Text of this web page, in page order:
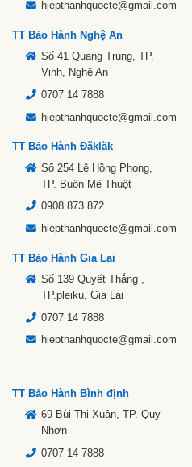
hiepthanhquocte@gmail.com
TT Bảo Hành Nghệ An
Số 41 Quang Trung, TP.
Vinh, Nghệ An
0707 14 7888
hiepthanhquocte@gmail.com
TT Bảo Hành Đăklăk
Số 254 Lê Hồng Phong,
TP. Buôn Mê Thuột
0908 873 872
hiepthanhquocte@gmail.com
TT Bảo Hành Gia Lai
Số 139 Quyết Thắng ,
TP.pleiku, Gia Lai
0707 14 7888
hiepthanhquocte@gmail.com
TT Bảo Hành Bình định
69 Bùi Thị Xuân, TP. Quy
Nhơn
0707 14 7888